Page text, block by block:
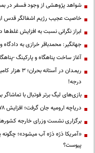
شواهد پژوهشی از وجود فسفر در
خاصیت عجیب رژیم اشغالگر قدس از
ابراز نگرانی نسبت به افزایش
جهانگیر: محمدباقر خرازی به
آغاز ساخت پناهگاه و پارکینگ -
درجه!
بازی‌های لیگ برتر فوتبال با تماشاگر
دریاچه ارومیه جان گرفت؛ افزایش ۷۸ سانتی‌متری تراز
برگزاری نشست وزرای خارجه
«آمریکا ذرّه ذرّه آب میشود»؛
پیوست؟